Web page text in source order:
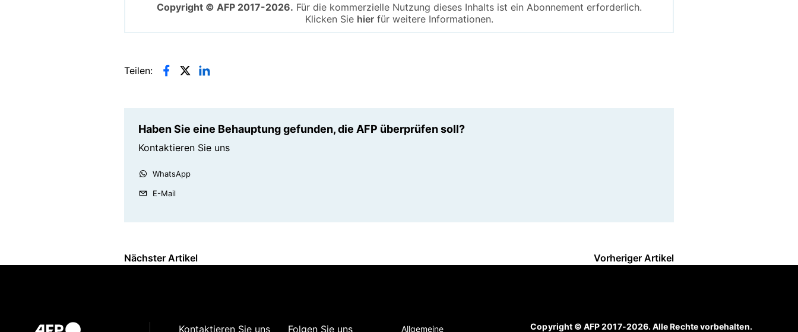
Copyright © AFP 2017-2026. Für die kommerzielle Nutzung dieses Inhalts ist ein Abonnement erforderlich.
Klicken Sie hierfür weitere Informationen.
Teilen:
Haben Sie eine Behauptung gefunden, die AFP überprüfen soll?
Kontaktieren Sie uns
WhatsApp
E-Mail
Nächster Artikel Vorheriger Artikel
Kontaktieren Sie uns Folgen Sie uns Allgemeine
Copyright © AFP 2017-2026. Alle Rechte vorbehalten.